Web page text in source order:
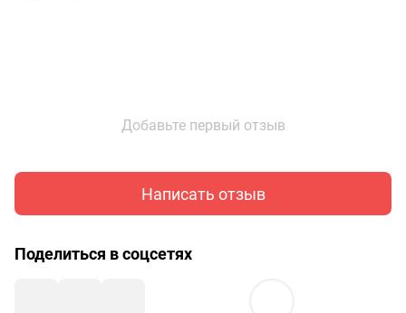
Добавьте первый отзыв
Написать отзыв
Поделиться в соцсетях